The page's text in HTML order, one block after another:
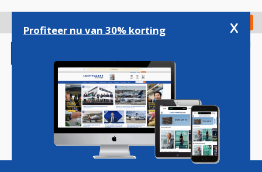
gaan
Check in
Magazine Podcasts Vacatures
Profiteer nu van 30% korting x